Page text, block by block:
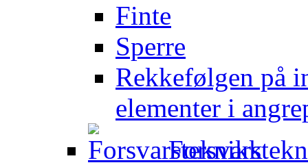
Finte
Sperre
Rekkefølgen på
elementer i